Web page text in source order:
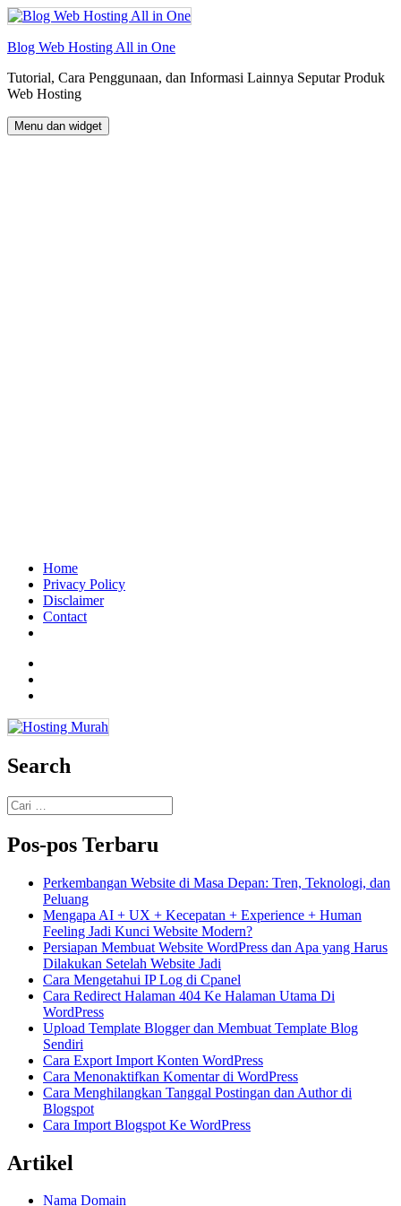
Langsung
ke
isi
Blog Web Hosting All in One
Tutorial, Cara Penggunaan, dan Informasi Lainnya Seputar Produk
Web Hosting
Menu dan widget
Home
Privacy Policy
Disclaimer
Contact
Search
Cari
untuk:
Pos-pos Terbaru
Perkembangan Website di Masa Depan: Tren, Teknologi, dan
Peluang
Mengapa AI + UX + Kecepatan + Experience + Human
Feeling Jadi Kunci Website Modern?
Persiapan Membuat Website WordPress dan Apa yang Harus
Dilakukan Setelah Website Jadi
Cara Mengetahui IP Log di Cpanel
Cara Redirect Halaman 404 Ke Halaman Utama Di
WordPress
Upload Template Blogger dan Membuat Template Blog
Sendiri
Cara Export Import Konten WordPress
Cara Menonaktifkan Komentar di WordPress
Cara Menghilangkan Tanggal Postingan dan Author di
Blogspot
Cara Import Blogspot Ke WordPress
Artikel
Nama Domain